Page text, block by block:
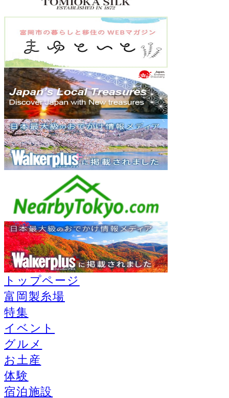
トップページ
富岡製糸場
特集
イベント
グルメ
お土産
体験
宿泊施設